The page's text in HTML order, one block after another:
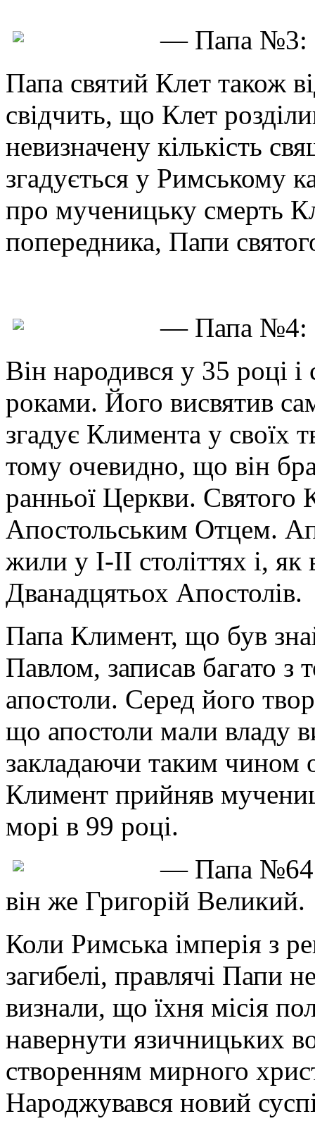
— Папа №3:
Папа святий Клет також
свідчить, що Клет
невизначену кількість
згадується у Римському
про мученицьку смерть
попередника, Папи
— Папа №4:
Він народився у 35 році
роками. Його висвятив
згадує Климента у своїх
тому очевидно, що він
ранньої Церкви.
Апостольським Отцем.
жили у І-ІІ століттях і,
Дванадцятьох Апостолів.
Папа Климент, що був
Павлом, записав багато з
апостоли. Серед його
що апостоли мали владу
закладаючи таким чином
Климент прийняв
морі в 99 році.
— Папа №64:
він же Григорій Великий.
Коли Римська імперія з
загибелі, правлячі Папи
визнали, що їхня місія
навернути язичницьких
створенням мирного
Народжувався новий